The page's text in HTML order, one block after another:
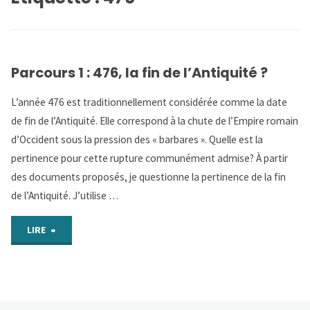
Parcours 1 : 476, la fin de l’Antiquité ?
L’année 476 est traditionnellement considérée comme la date
de fin de l’Antiquité. Elle correspond à la chute de l’Empire romain
d’Occident sous la pression des « barbares ». Quelle est la
pertinence pour cette rupture communément admise? À partir
des documents proposés, je questionne la pertinence de la fin
de l’Antiquité. J’utilise …
LIRE